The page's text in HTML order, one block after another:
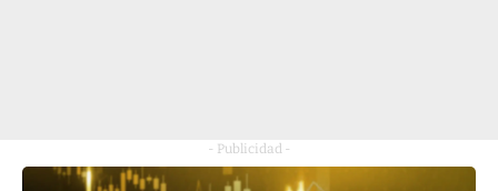
- Publicidad -